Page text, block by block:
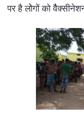
पर है लोेगों को